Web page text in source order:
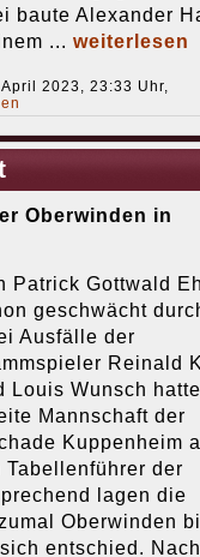
baute Alexander
... weiterlesen
2023, 23:33 Uhr,
Oberwinden in
Patrick Gottwald
geschwächt
Ausfälle der
Reinald
Louis Wunsch
Mannschaft der
Kuppenheim
der
lagen die
Oberwinden
entschied.